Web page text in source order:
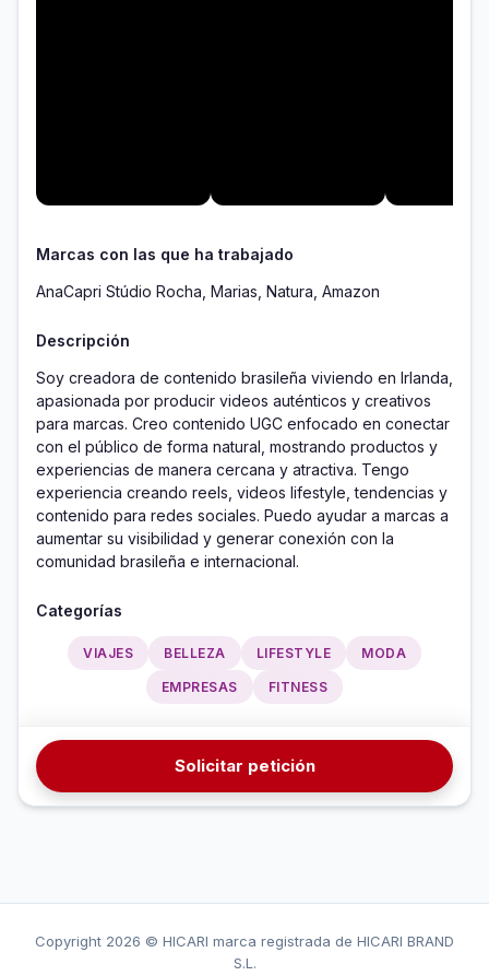
Marcas con las que ha trabajado
AnaCapri Stúdio Rocha, Marias, Natura, Amazon
Descripción
Soy creadora de contenido brasileña viviendo en Irlanda,
apasionada por producir videos auténticos y creativos
para marcas. Creo contenido UGC enfocado en conectar
con el público de forma natural, mostrando productos y
experiencias de manera cercana y atractiva. Tengo
experiencia creando reels, videos lifestyle, tendencias y
contenido para redes sociales. Puedo ayudar a marcas a
aumentar su visibilidad y generar conexión con la
comunidad brasileña e internacional.
Categorías
VIAJES BELLEZA LIFESTYLE MODA
EMPRESAS FITNESS
Solicitar petición
Copyright 2026 © HICARI marca registrada de HICARI BRAND
S.L.